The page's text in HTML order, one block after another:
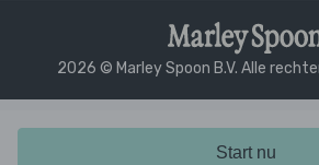
Start nu
2026 © Marley Spoon B.V. Alle